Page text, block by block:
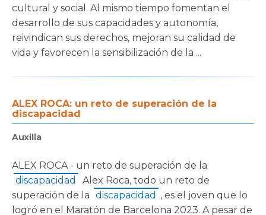
cultural y social. Al mismo tiempo fomentan el
desarrollo de sus capacidades y autonomía,
reivindican sus derechos, mejoran su calidad de
vida y favorecen la sensibilización de la ...
ALEX ROCA: un reto de superación de la
discapacidad
Auxilia
ALEX ROCA - un reto de superación de la
discapacidad
Alex Roca, todo un reto de
superación de la discapacidad , es el joven que lo
logró en el Maratón de Barcelona 2023. A pesar de